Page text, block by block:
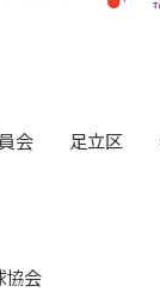
会 足立区
協会